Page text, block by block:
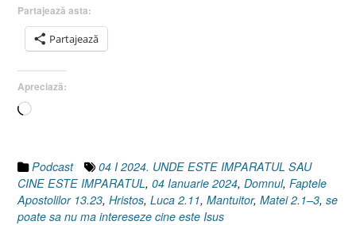
Partajează asta:
Partajează
Apreciază:
Încarc...
Podcast
04 I 2024. UNDE ESTE IMPARATUL SAU
CINE ESTE IMPARATUL, 04 Ianuarie 2024, Domnul, Faptele
Apostolilor 13.23, Hristos, Luca 2.11, Mantuitor, Matei 2.1–3, se
poate sa nu ma intereseze cine este Isus